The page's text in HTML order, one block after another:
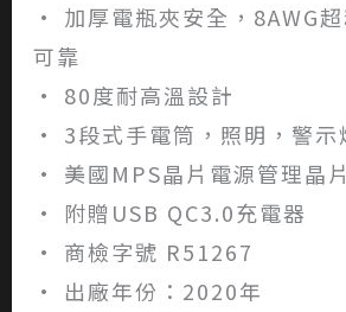
• 加厚電瓶夾安全，8AWG
可靠
• 80度耐高溫設計
• 3段式手電筒，照明，警示
• 美國MPS晶片電源管理晶
• 附贈USB QC3.0充電器
• 商檢字號 R51267
• 出廠年份：2020年